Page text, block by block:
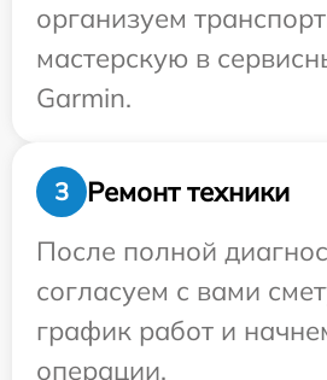
организуем
мастерскую в
Garmin.
3
Ремонт техники
После полной
согласуем с вами
график работ и
операции.